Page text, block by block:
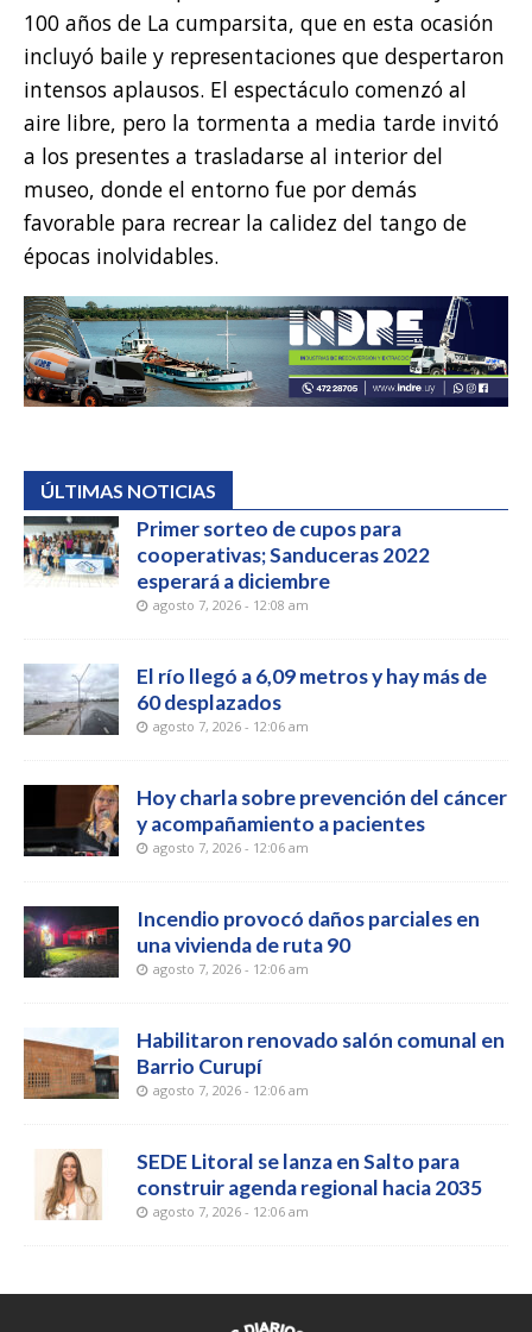
100 años de La cumparsita, que en esta ocasión
incluyó baile y representaciones que despertaron
intensos aplausos. El espectáculo comenzó al
aire libre, pero la tormenta a media tarde invitó
a los presentes a trasladarse al interior del
museo, donde el entorno fue por demás
favorable para recrear la calidez del tango de
épocas inolvidables.
ÚLTIMAS NOTICIAS
Primer sorteo de cupos para
cooperativas; Sanduceras 2022
esperará a diciembre
agosto 7, 2026 - 12:08 am
El río llegó a 6,09 metros y hay más de
60 desplazados
agosto 7, 2026 - 12:06 am
Hoy charla sobre prevención del cáncer
y acompañamiento a pacientes
agosto 7, 2026 - 12:06 am
Incendio provocó daños parciales en
una vivienda de ruta 90
agosto 7, 2026 - 12:06 am
Habilitaron renovado salón comunal en
Barrio Curupí
agosto 7, 2026 - 12:06 am
SEDE Litoral se lanza en Salto para
construir agenda regional hacia 2035
agosto 7, 2026 - 12:06 am